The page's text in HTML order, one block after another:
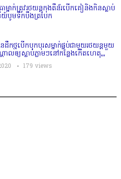
ាម្នាក់ត្រូវរថយន្តកុងតឺន័របេីកគៀនិងកិនស្លាប់
នីយ៍បូមទឹកបឹងត្របែក
ដឹកថ្មបើកបុកបុរសម្នាក់ផ្ទប់ជាមួយរថយន្តមួយ
ាលឲ្យស្លាប់ភ្លាមៗនៅកន្លែងកេីតហេតុ,,,
179 views